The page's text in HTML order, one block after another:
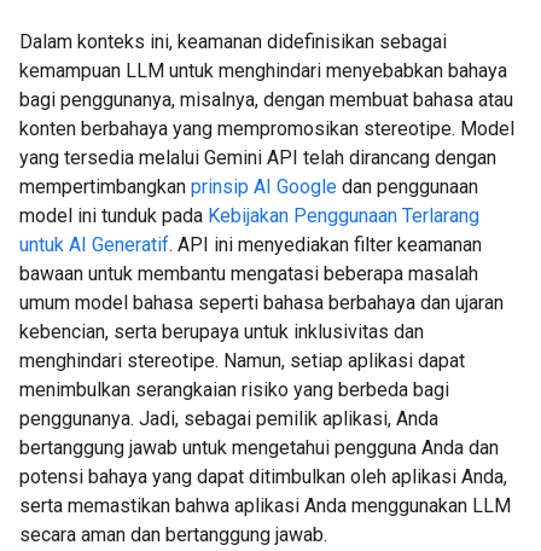
Dalam konteks ini, keamanan didefinisikan sebagai
kemampuan LLM untuk menghindari menyebabkan bahaya
bagi penggunanya, misalnya, dengan membuat bahasa atau
konten berbahaya yang mempromosikan stereotipe. Model
yang tersedia melalui Gemini API telah dirancang dengan
mempertimbangkan prinsip AI Google dan penggunaan
model ini tunduk pada Kebijakan Penggunaan Terlarang
untuk AI Generatif. API ini menyediakan filter keamanan
bawaan untuk membantu mengatasi beberapa masalah
umum model bahasa seperti bahasa berbahaya dan ujaran
kebencian, serta berupaya untuk inklusivitas dan
menghindari stereotipe. Namun, setiap aplikasi dapat
menimbulkan serangkaian risiko yang berbeda bagi
penggunanya. Jadi, sebagai pemilik aplikasi, Anda
bertanggung jawab untuk mengetahui pengguna Anda dan
potensi bahaya yang dapat ditimbulkan oleh aplikasi Anda,
serta memastikan bahwa aplikasi Anda menggunakan LLM
secara aman dan bertanggung jawab.